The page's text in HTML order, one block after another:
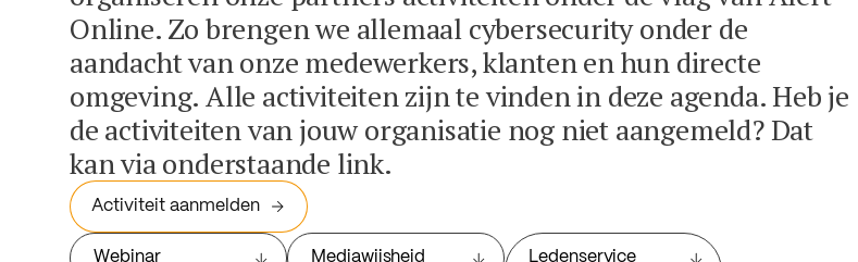
Online. Zo brengen we allemaal cybersecurity onder de
aandacht van onze medewerkers, klanten en hun directe
omgeving. Alle activiteiten zijn te vinden in deze agenda. Heb je
de activiteiten van jouw organisatie nog niet aangemeld? Dat
kan via onderstaande link.
Activiteit aanmelden
Webinar Mediawijsheid
Ledenservice